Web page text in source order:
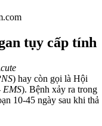
tụy cấp tính
) hay còn gọi là Hội
EMS). Bệnh xảy ra trong
10-45 ngày sau khi thả